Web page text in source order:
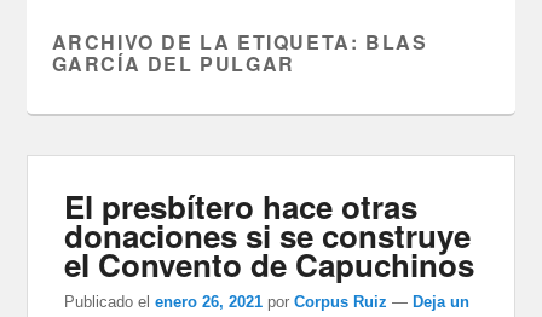
ARCHIVO DE LA ETIQUETA: BLAS
GARCÍA DEL PULGAR
El presbítero hace otras
donaciones si se construye
el Convento de Capuchinos
Publicado el enero 26, 2021 porCorpus Ruiz — Deja un